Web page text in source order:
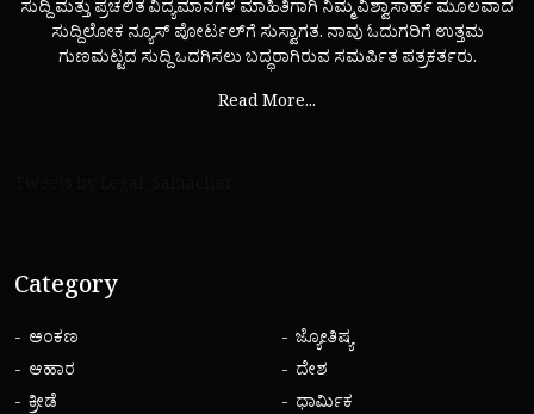
ಸುದ್ದಿ ಮತ್ತು ಪ್ರಚಲಿತ ವಿದ್ಯಮಾನಗಳ ಮಾಹಿತಿಗಾಗಿ ನಿಮ್ಮ ವಿಶ್ವಾಸಾರ್ಹ ಮೂಲವಾದ
ಸುದ್ದಿಲೋಕ ನ್ಯೂಸ್ ಪೋರ್ಟಲ್‌ಗೆ ಸುಸ್ವಾಗತ. ನಾವು ಓದುಗರಿಗೆ ಉತ್ತಮ
ಗುಣಮಟ್ಟದ ಸುದ್ದಿ ಒದಗಿಸಲು ಬದ್ಧರಾಗಿರುವ ಸಮರ್ಪಿತ ಪತ್ರಕರ್ತರು.
Read More...
Category
ಅಂಕಣ
ಆಹಾರ
ಕ್ರೀಡೆ
ಜ್ಯೋತಿಷ್ಯ
ದೇಶ
ಧಾರ್ಮಿಕ